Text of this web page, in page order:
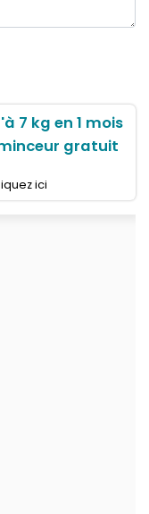
7 kg en 1 mois
gratuit
ici